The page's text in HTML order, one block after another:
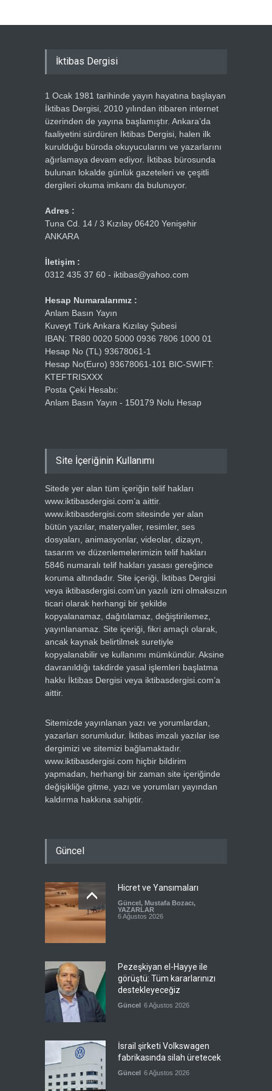
İktibas Dergisi
1 Ocak 1981 tarihinde yayın hayatına başlayan
İktibas Dergisi, 2010 yılından itibaren internet
üzerinden de yayına başlamıştır. Ankara’da
faaliyetini sürdüren İktibas Dergisi, halen ilk
kurulduğu büroda okuyucularını ve yazarlarını
ağırlamaya devam ediyor. İktibas bürosunda
bulunan lokalde günlük gazeteleri ve çeşitli
dergileri okuma imkanı da bulunuyor.
Adres :
Tuna Cd. 14 / 3 Kızılay 06420 Yenişehir
ANKARA
İletişim :
0312 435 37 60 - iktibas@yahoo.com
Hesap Numaralarımız :
Anlam Basın Yayın
Kuveyt Türk Ankara Kızılay Şubesi
IBAN: TR80 0020 5000 0936 7806 1000 01
Hesap No (TL) 93678061-1
Hesap No(Euro) 93678061-101 BIC-SWIFT:
KTEFTRISXXX
Posta Çeki Hesabı:
Anlam Basın Yayın - 150179 Nolu Hesap
Site İçeriğinin Kullanımı
Sitede yer alan tüm içeriğin telif hakları
www.iktibasdergisi.com’a aittir.
www.iktibasdergisi.com sitesinde yer alan
bütün yazılar, materyaller, resimler, ses
dosyaları, animasyonlar, videolar, dizayn,
tasarım ve düzenlemelerimizin telif hakları
5846 numaralı telif hakları yasası gereğince
koruma altındadır. Site içeriği, İktibas Dergisi
veya iktibasdergisi.com’un yazılı izni olmaksızın
ticari olarak herhangi bir şekilde
kopyalanamaz, dağıtılamaz, değiştirilemez,
yayınlanamaz. Site içeriği, fikri amaçlı olarak,
ancak kaynak belirtilmek suretiyle
kopyalanabilir ve kullanımı mümkündür. Aksine
davranıldığı takdirde yasal işlemleri başlatma
hakkı İktibas Dergisi veya iktibasdergisi.com’a
aittir.
Sitemizde yayınlanan yazı ve yorumlardan,
yazarları sorumludur. İktibas imzalı yazılar ise
dergimizi ve sitemizi bağlamaktadır.
www.iktibasdergisi.com hiçbir bildirim
yapmadan, herhangi bir zaman site içeriğinde
değişikliğe gitme, yazı ve yorumları yayından
kaldırma hakkına sahiptir.
Güncel
Hicret ve Yansımaları
Güncel , Mustafa Bozacı,
YAZARLAR
6 Ağustos 2026
Pezeşkiyan el-Hayye ile
görüştü: Tüm kararlarınızı
destekleyeceğiz
Güncel 6 Ağustos 2026
İsrail şirketi Volkswagen
fabrikasında silah üretecek
Güncel 6 Ağustos 2026